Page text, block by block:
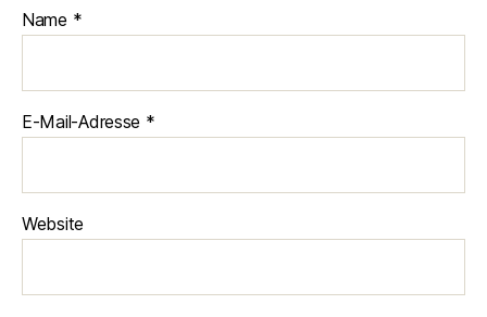
Name *
E-Mail-Adresse *
Website